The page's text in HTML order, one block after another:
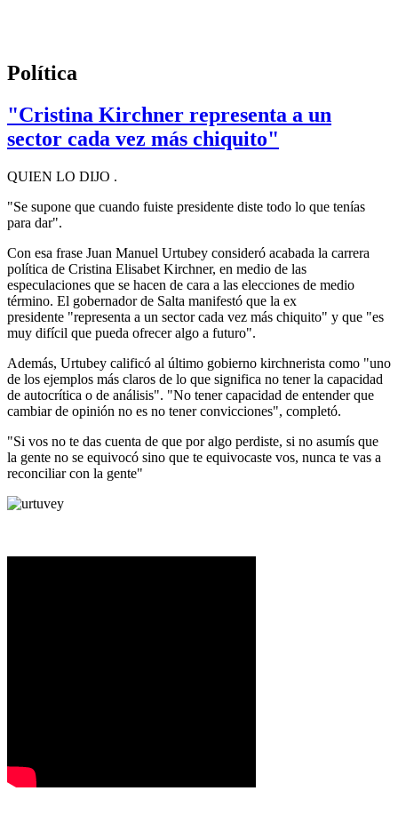
Política
"Cristina Kirchner representa a un
sector cada vez más chiquito"
QUIEN LO DIJO .
"Se supone que cuando fuiste presidente diste todo lo que tenías
para dar".
Con esa frase Juan Manuel Urtubey consideró acabada la carrera
política de Cristina Elisabet Kirchner, en medio de las
especulaciones que se hacen de cara a las elecciones de medio
término. El gobernador de Salta manifestó que la ex
presidente "representa a un sector cada vez más chiquito" y que "es
muy difícil que pueda ofrecer algo a futuro".
Además, Urtubey calificó al último gobierno kirchnerista como "uno
de los ejemplos más claros de lo que significa no tener la capacidad
de autocrítica o de análisis". "No tener capacidad de entender que
cambiar de opinión no es no tener convicciones", completó.
"Si vos no te das cuenta de que por algo perdiste, si no asumís que
la gente no se equivocó sino que te equivocaste vos, nunca te vas a
reconciliar con la gente"